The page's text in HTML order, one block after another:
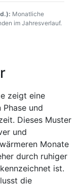
Monatliche
im Jahresverlauf.
zeigt eine
und
Dieses Muster
und
Monate
durch ruhiger
ist.
die